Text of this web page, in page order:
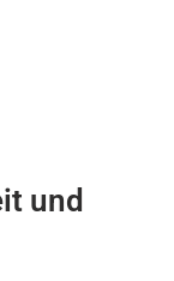
und